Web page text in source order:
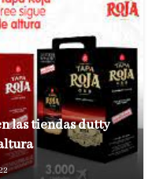
las tiendas dutty